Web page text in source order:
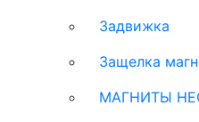
Задвижка
Защелка
МАГНИТЫ